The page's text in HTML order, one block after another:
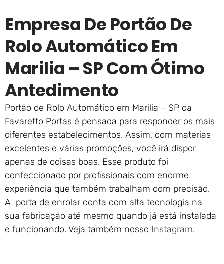
Empresa De Portão De
Rolo Automático Em
Marilia – SP Com Ótimo
Antedimento
Portão de Rolo Automático em Marilia – SP da
Favaretto Portas é pensada para responder os mais
diferentes estabelecimentos. Assim, com materias
excelentes e várias promoções, você irá dispor
apenas de coisas boas. Esse produto foi
confeccionado por profissionais com enorme
experiência que também trabalham com precisão.
A porta de enrolar conta com alta tecnologia na
sua fabricação até mesmo quando já está instalada
e funcionando. Veja também nosso Instagram.